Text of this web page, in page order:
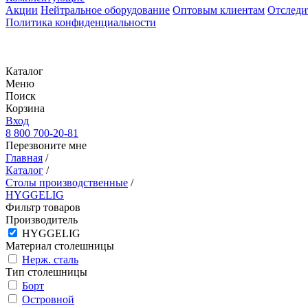
Акции Нейтральное оборудование Оптовым клиентам
Политика конфиденциальности
Каталог
Меню
Поиск
Корзина
Вход
8 800 700-20-81
Перезвоните мне
Главная /
Каталог /
Столы производственные /
HYGGELIG
Фильтр товаров
Производитель
HYGGELIG
Материал столешницы
Нерж. сталь
Тип столешницы
Борт
Островной